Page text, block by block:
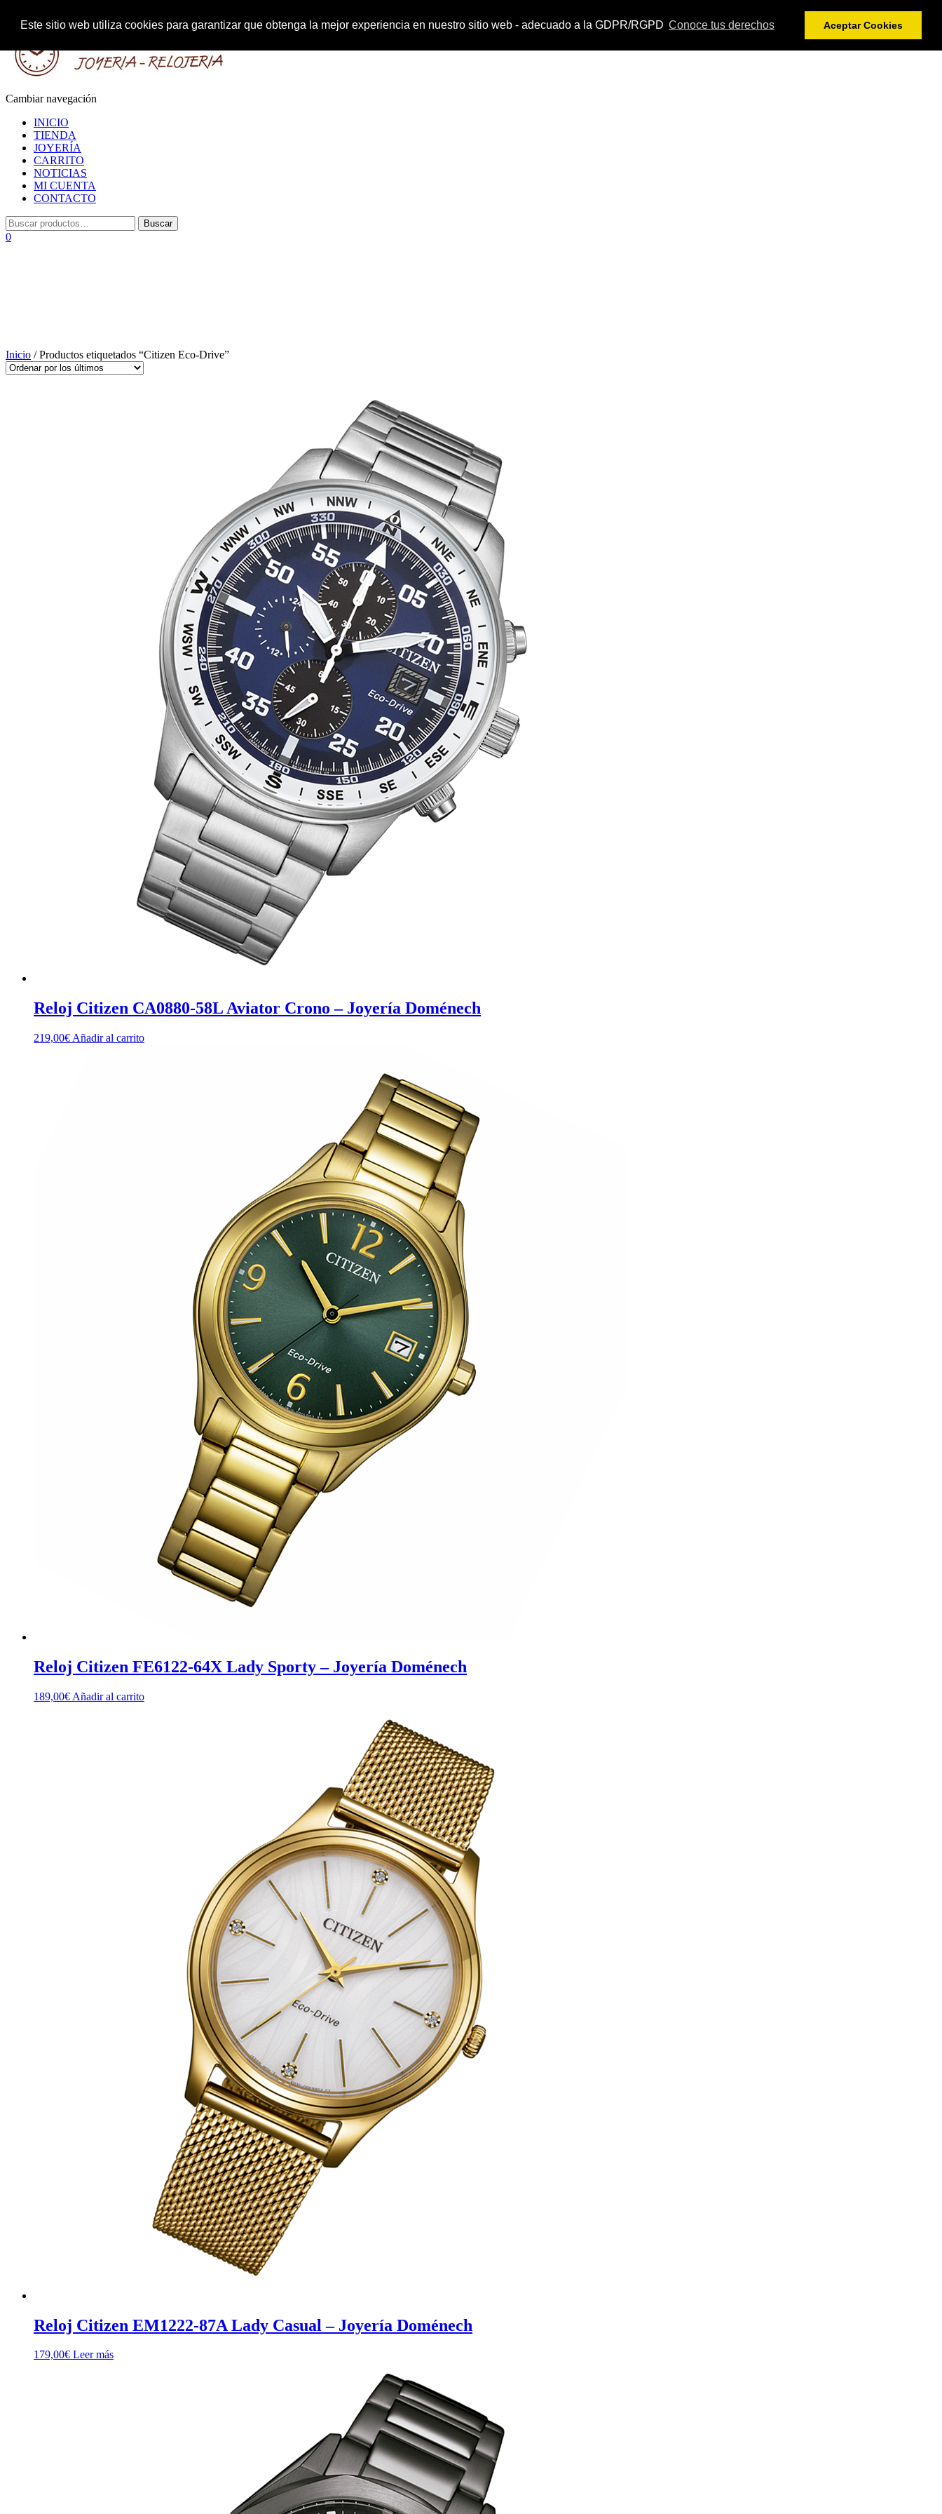
Este sitio web utiliza cookies para garantizar que obtenga la mejor experiencia en nuestro sitio web - adecuado a la GDPR/RGPD Conoce tus derechos Aceptar Cookies
Cambiar navegación
INICIO
TIENDA
JOYERÍA
CARRITO
NOTICIAS
MI CUENTA
CONTACTO
0
Inicio / Productos etiquetados “Citizen Eco-Drive”
Reloj Citizen CA0880-58L Aviator Crono – Joyería Doménech
219,00€ Añadir al carrito
Reloj Citizen FE6122-64X Lady Sporty – Joyería Doménech
189,00€ Añadir al carrito
Reloj Citizen EM1222-87A Lady Casual – Joyería Doménech
179,00€ Leer más